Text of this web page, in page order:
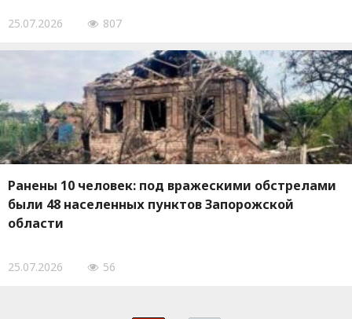
25.07.2026 807
Ранены 10 человек: под вражескими обстрелами
были 48 населенных пунктов Запорожской
области
25.07.2026 56